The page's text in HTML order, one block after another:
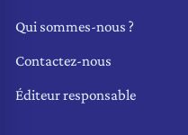
Qui sommes-nous ?
Contactez-nous
Éditeur responsable